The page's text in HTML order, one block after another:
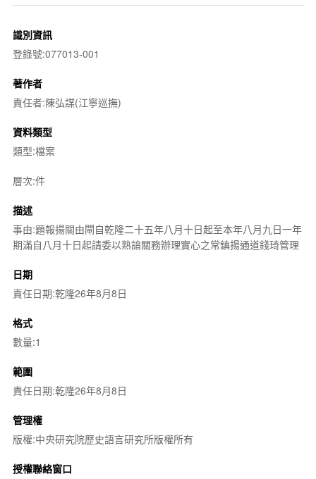
識別資訊
登錄號:077013-001
著作者
責任者:陳弘謀(江寧巡撫)
資料類型
類型:檔案
層次:件
描述
事由:題報揚關由閘自乾隆二十五年八月十日起至本年八月九日一年
期滿自八月十日起請委以熟諳關務辦理實心之常鎮揚通道錢琦管理
日期
責任日期:乾隆26年8月8日
格式
數量:1
範圍
責任日期:乾隆26年8月8日
管理權
版權:中央研究院歷史語言研究所版權所有
授權聯絡窗口